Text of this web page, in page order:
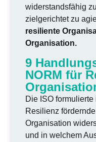
widerstandsfähig
zielgerichtet zu
resiliente
Organisation.
9
NORM für
Die ISO
Resilienz
Organisation
und in welchem